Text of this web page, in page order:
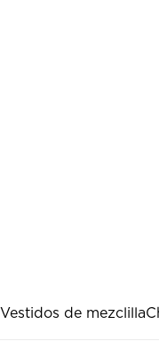
Vestidos de mezclilla